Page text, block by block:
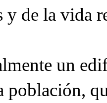
y de la vida
un
población,